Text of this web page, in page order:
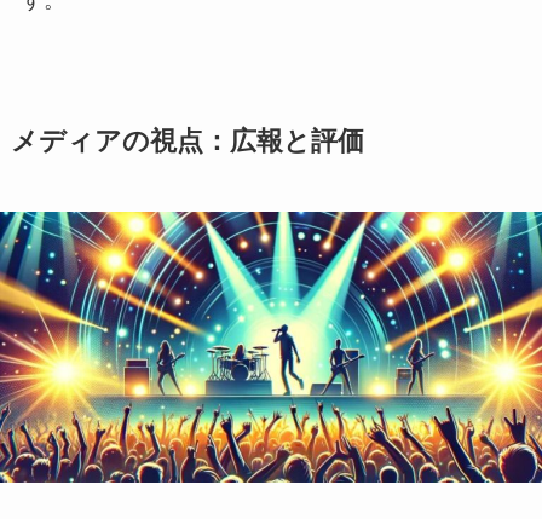
メディアの視点：広報と評価